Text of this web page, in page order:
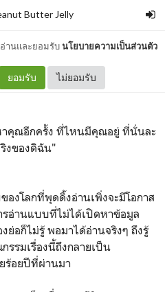
อ่านและยอมรับนโยบายความเป็นส่วนตัว
ยอมรับ ไม่ยอมรับ
Butter Jelly
จน แอร์ (รีวิว)
คุณอีกครั้ง ที่ไหนมีคุณอยู่ ที่นั่นละ
งของดิฉัน"
งโลกที่พุดดิ้งอ่านเพิ่งจะมีโอกาส
รอ่านแบบที่ไม่ได้เปิดหาข้อมูล
ย่อก็ไม่รู้ พอมาได้อ่านจริงๆ ถึงรู้
รรมเรื่องนี้ถึงกลายเป็น
ร้อยปีที่ผ่านมา